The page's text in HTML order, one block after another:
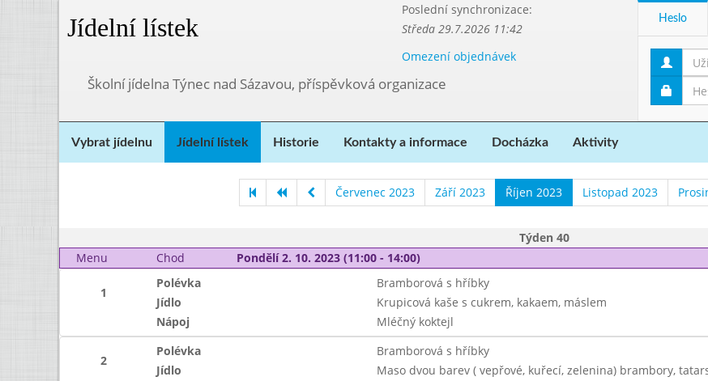
Jídelní lístek
Poslední synchronizace:
Středa 29.7.2026 11:42
Omezení objednávek
Školní jídelna Týnec nad Sázavou, příspěvková organizace
Heslo
Vybrat jídelnu Jídelní lístek Historie Kontakty a informace Docházka Aktivity
Červenec 2023 Září 2023 Říjen 2023 Listopad 2023
Týden 40
Menu
Chod Pondělí 2. 10. 2023 (11:00 - 14:00)
1
Polévka Bramborová s hříbky
Jídlo
Krupicová kaše s cukrem, kakaem, máslem
Nápoj
Mléčný koktejl
2
Polévka Bramborová s hříbky
Jídlo
Maso dvou barev ( vepřové, kuřecí, zelenina) brambory,